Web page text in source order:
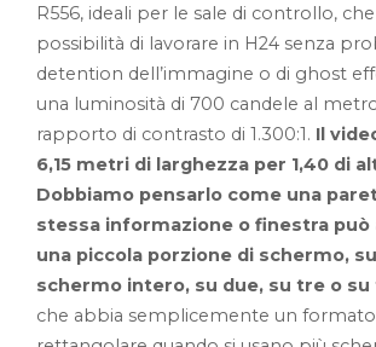
R556, ideali per le sale di controllo,
possibilità di lavorare in H24 senza
detention dell’immagine o di ghost
una luminosità di 700 candele al
rapporto di contrasto di 1.300:1. Il
6,15 metri di larghezza per 1,40 di
Dobbiamo pensarlo come una
stessa informazione o finestra può
una piccola porzione di schermo,
schermo intero, su due, su tre o
che abbia semplicemente un